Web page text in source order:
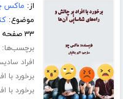
از: ماکس
موضوع:
۳۳ صفحه
افراد
برخورد با
برخورد با